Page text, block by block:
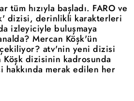
tüm hızıyla başladı. FARO ve
dizisi, derinlikli karakterleri
izleyiciyle buluşmaya
Mercan Köşk'ün
atv'nin yeni dizisi
Köşk dizisinin kadrosunda
hakkında merak edilen her